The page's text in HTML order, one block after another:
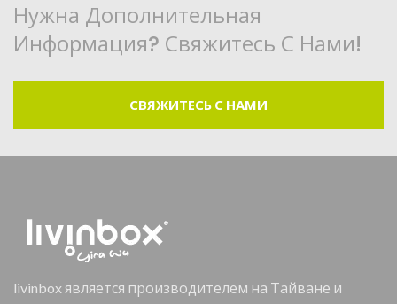
Нужна Дополнительная
Информация? Свяжитесь С Нами!
СВЯЖИТЕСЬ С НАМИ
livinbox является производителем на Тайване и